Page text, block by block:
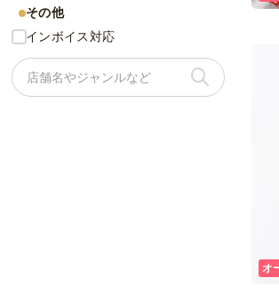
オ
その他
インボイス対応